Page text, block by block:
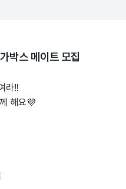
박스 메이트 모집
라‼
해요💜